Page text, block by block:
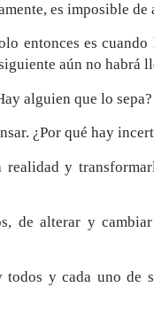
es imposible de
entonces es
aún no habrá
alguien que lo sepa?
¿Por qué hay
y
de alterar y
y cada uno de